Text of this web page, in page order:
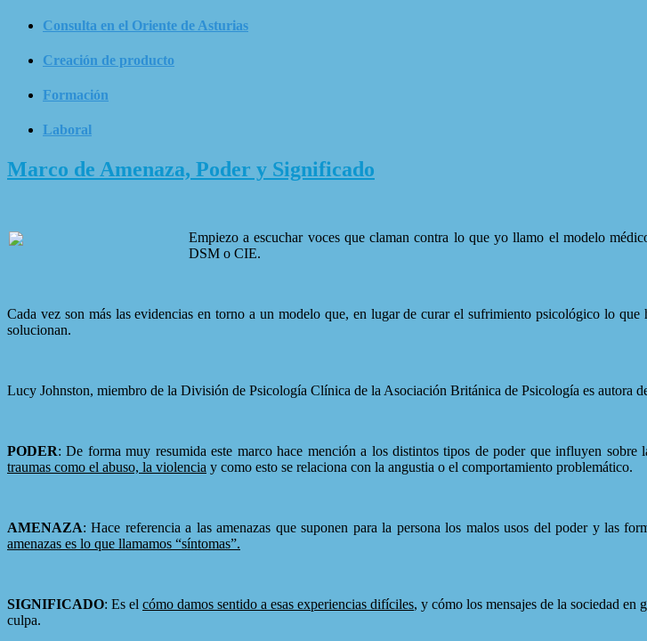
Consulta en el Oriente de Asturias
Creación de producto
Formación
Laboral
Marco de Amenaza, Poder y Significado
Empiezo a escuchar voces que claman contra lo que yo llamo el modelo
DSM o CIE.
Cada vez son más las evidencias en torno a un modelo que, en lugar de curar el sufrimiento psicológico lo
solucionan.
Lucy Johnston, miembro de la División de Psicología Clínica de la Asociación Británica de Psicología es autora
PODER: De forma muy resumida este marco hace mención a los distintos tipos de poder que influyen sobre
traumas como el abuso, la violencia y como esto se relaciona con la angustia o el comportamiento problemático.
AMENAZA: Hace referencia a las amenazas que suponen para la persona los malos usos del poder y las
amenazas es lo que llamamos “síntomas”.
SIGNIFICADO: Es el cómo damos sentido a esas experiencias difíciles, y cómo los mensajes de la sociedad en
culpa.